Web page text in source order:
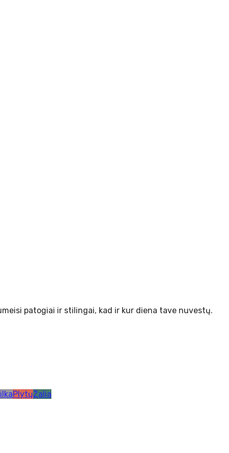
patogiai ir stilingai, kad ir kur diena tave nuvestų.
PlytųŽalia